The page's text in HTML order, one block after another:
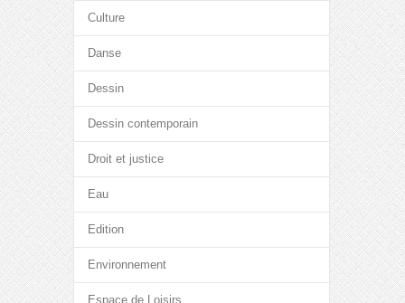
Culture
Danse
Dessin
Dessin contemporain
Droit et justice
Eau
Edition
Environnement
Espace de Loisirs